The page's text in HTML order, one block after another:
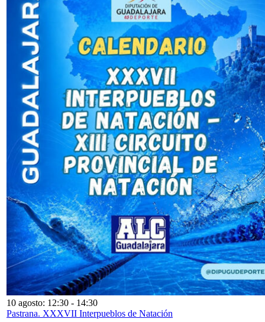
10 agosto: 12:30 - 14:30
Pastrana. XXXVII Interpueblos de Natación